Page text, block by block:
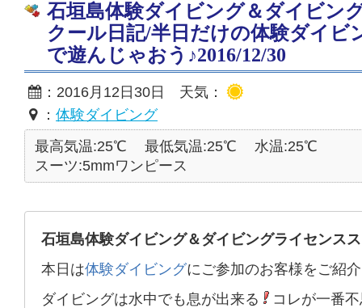
石垣島体験ダイビング＆ダイビン
クール日記/半日だけの体験ダイ
で遊んじゃおう♪2016/12/30
：2016月12日30日 天気：
： 体験ダイビング
最高気温:25℃
最低気温:25℃
水温:25℃
スーツ:5mmワンピース
石垣島体験ダイビング＆ダイビングライセンス
本日は体験ダイビングにご参加のお客様をご紹
ダイビングは水中でも息が出来る
コレが一番